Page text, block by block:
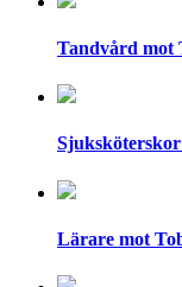
Tandvård mot
Lärare mot